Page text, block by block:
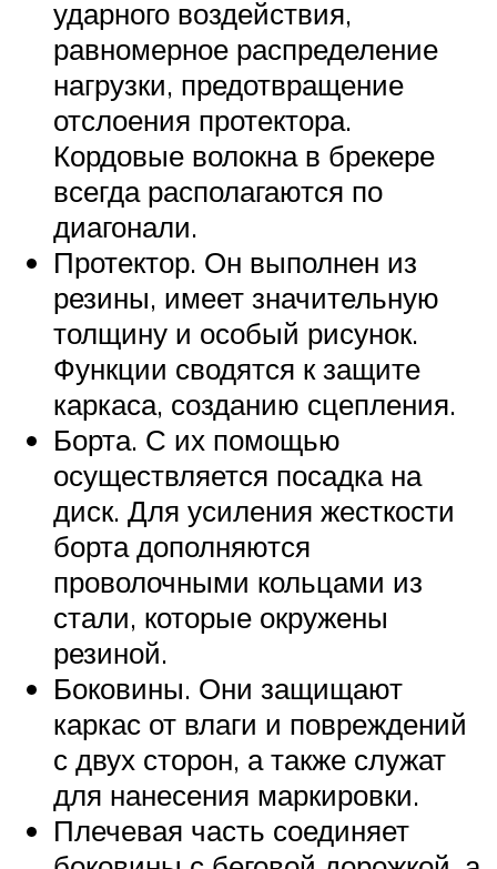
ударного воздействия,
равномерное распределение
нагрузки, предотвращение
отслоения протектора.
Кордовые волокна в брекере
всегда располагаются по
диагонали.
Протектор. Он выполнен из
резины, имеет значительную
толщину и особый рисунок.
Функции сводятся к защите
каркаса, созданию сцепления.
Борта. С их помощью
осуществляется посадка на
диск. Для усиления жесткости
борта дополняются
проволочными кольцами из
стали, которые окружены
резиной.
Боковины. Они защищают
каркас от влаги и повреждений
с двух сторон, а также служат
для нанесения маркировки.
Плечевая часть соединяет